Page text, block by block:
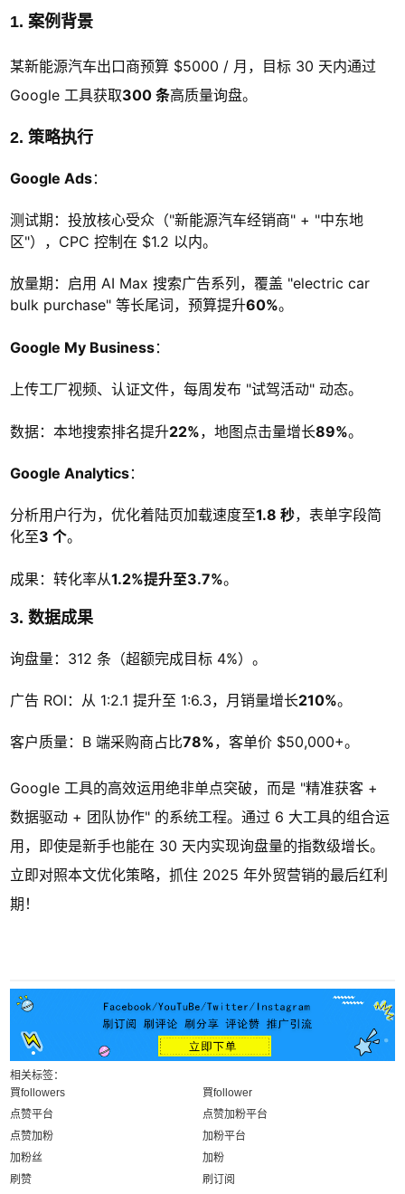
1. 案例背景
某新能源汽车出口商预算 $5000 / 月，目标 30 天内通过
Google 工具获取300 条高质量询盘。
2. 策略执行
Google Ads：
测试期：投放核心受众（"新能源汽车经销商" + "中东地
区"），CPC 控制在 $1.2 以内。
放量期：启用 AI Max 搜索广告系列，覆盖 "electric car
bulk purchase" 等长尾词，预算提升60%。
Google My Business：
上传工厂视频、认证文件，每周发布 "试驾活动" 动态。
数据：本地搜索排名提升22%，地图点击量增长89%。
Google Analytics：
分析用户行为，优化着陆页加载速度至1.8 秒，表单字段简
化至3 个。
成果：转化率从1.2%提升至3.7%。
3. 数据成果
询盘量：312 条（超额完成目标 4%）。
广告 ROI：从 1:2.1 提升至 1:6.3，月销量增长210%。
客户质量：B 端采购商占比78%，客单价 $50,000+。
Google 工具的高效运用绝非单点突破，而是 "精准获客 +
数据驱动 + 团队协作" 的系统工程。通过 6 大工具的组合运
用，即使是新手也能在 30 天内实现询盘量的指数级增长。
立即对照本文优化策略，抓住 2025 年外贸营销的最后红利
期！
相关标签：
買followers
買follower
点赞平台
点赞加粉平台
点赞加粉
加粉平台
加粉丝
加粉
刷赞
刷订阅